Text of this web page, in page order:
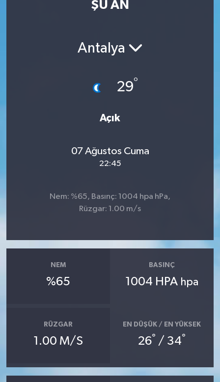
ŞU AN
Antalya
29°
Açık
07 Ağustos Cuma
22:45
Nem: %65, Basınç: 1004 hpa hPa,
Rüzgar: 1.00 m/s
NEM
%65
BASINÇ
1004 HPA hpa
RÜZGAR
1.00 M/S
EN DÜŞÜK / EN YÜKSEK
26° / 34°
YAŞAM